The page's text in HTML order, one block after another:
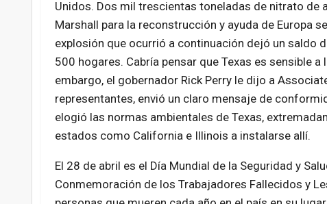
Unidos. Dos mil trescientas toneladas de nitrato de
Marshall para la reconstrucción y ayuda de Europa
explosión que ocurrió a continuación dejó un saldo
500 hogares. Cabría pensar que Texas es sensible
embargo, el gobernador Rick Perry le dijo a
representantes, envió un claro mensaje de
elogió las normas ambientales de Texas,
estados como California e Illinois a instalarse allí.
El 28 de abril es el Día Mundial de la Seguridad y
Conmemoración de los Trabajadores Fallecidos y